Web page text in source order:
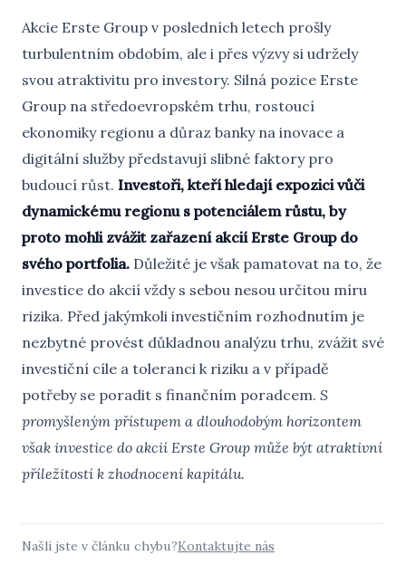
Akcie Erste Group v posledních letech prošly
turbulentním obdobím, ale i přes výzvy si udržely
svou atraktivitu pro investory. Silná pozice Erste
Group na středoevropském trhu, rostoucí
ekonomiky regionu a důraz banky na inovace a
digitální služby představují slibné faktory pro
budoucí růst. Investoři, kteří hledají expozici vůči
dynamickému regionu s potenciálem růstu, by
proto mohli zvážit zařazení akcií Erste Group do
svého portfolia. Důležité je však pamatovat na to, že
investice do akcií vždy s sebou nesou určitou míru
rizika. Před jakýmkoli investičním rozhodnutím je
nezbytné provést důkladnou analýzu trhu, zvážit své
investiční cíle a toleranci k riziku a v případě
potřeby se poradit s finančním poradcem. S
promyšleným přístupem a dlouhodobým horizontem
však investice do akcií Erste Group může být atraktivní
příležitostí k zhodnocení kapitálu.
Našli jste v článku chybu?Kontaktujte nás